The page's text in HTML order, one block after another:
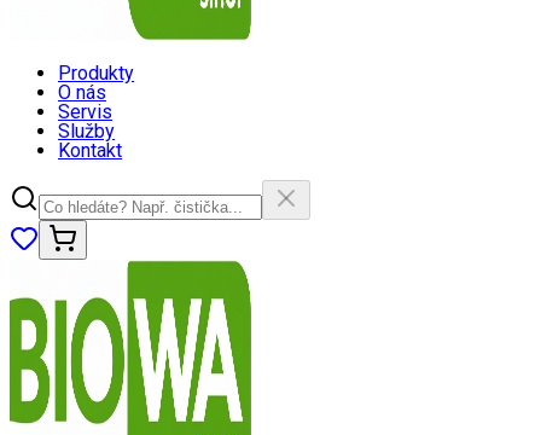
Produkty
O nás
Servis
Služby
Kontakt